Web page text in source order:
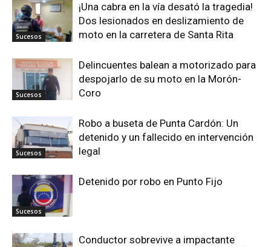
Sucesos
¡Una cabra en la vía desató la tragedia!
Dos lesionados en deslizamiento de
moto en la carretera de Santa Rita
Sucesos
Delincuentes balean a motorizado para
despojarlo de su moto en la Morón-
Coro
Sucesos
Robo a buseta de Punta Cardón: Un
detenido y un fallecido en intervención
legal
Sucesos
Detenido por robo en Punto Fijo
Conductor sobrevive a impactante